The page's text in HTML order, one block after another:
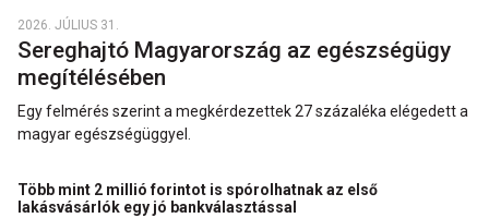
2026. JÚLIUS 31.
Sereghajtó Magyarország az egészségügy
megítélésében
Egy felmérés szerint a megkérdezettek 27 százaléka elégedett a
magyar egészségüggyel.
Több mint 2 millió forintot is spórolhatnak az első
lakásvásárlók egy jó bankválasztással